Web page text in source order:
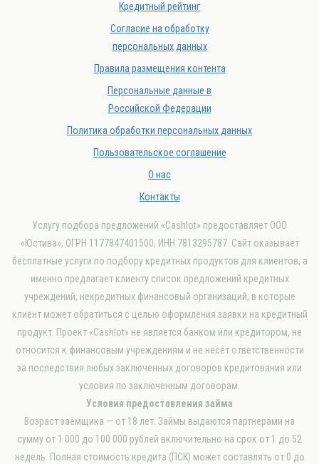
Кредитный рейтинг
Согласие на обработку
персональных данных
Правила размещения контента
Персональные данные в
Российской Федерации
Политика обработки персональных данных
Пользовательское соглашение
О нас
Контакты
Услугу подбора предложений «Cashlot» предоставляет ООО
«Юстива», ОГРН 1177847401500, ИНН 7813295787. Сайт оказывает
бесплатные услуги по подбору кредитных продуктов для клиентов, а
именно предлагает клиенту список предложений кредитных
учреждений, некредитных финансовый организаций, в которые
клиент может обратиться с целью оформления заявки на кредитный
продукт. Проект «Cashlot» не является банком или кредитором, не
относится к финансовым учреждениям и не несёт ответственности
за последствия любых заключенных договоров кредитования или
условия по заключенным договорам.
Условия предоставления займа
Возраст заёмщика — от 18 лет. Займы выдаются партнерами на
сумму от 1 000 до 100 000 рублей включительно на срок от 1 до 52
недель. Полная стоимость кредита (ПСК) может составлять от 0 до